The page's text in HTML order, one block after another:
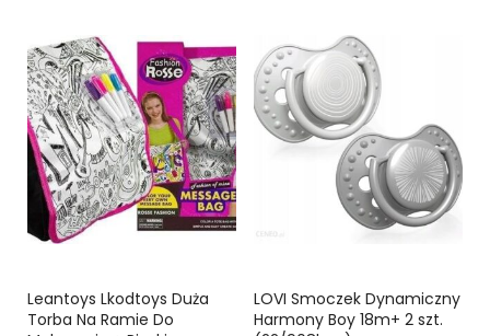
Leantoys Lkodtoys Duża
Torba Na Ramie Do
LOVI Smoczek Dynamiczny
Harmony Boy 18m+ 2 szt.